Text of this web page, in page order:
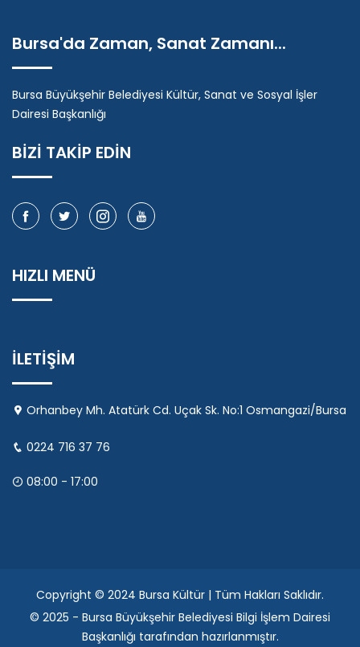
Bursa'da Zaman, Sanat Zamanı...
Bursa Büyükşehir Belediyesi Kültür, Sanat ve Sosyal İşler
Dairesi Başkanlığı
BİZİ TAKİP EDİN
HIZLI MENÜ
İLETİŞİM
Orhanbey Mh. Atatürk Cd. Uçak Sk. No:1 Osmangazi/Bursa
0224 716 37 76
08:00 - 17:00
Copyright © 2024 Bursa Kültür | Tüm Hakları Saklıdır.
© 2025 - Bursa Büyükşehir Belediyesi Bilgi İşlem Dairesi
Başkanlığı tarafından hazırlanmıştır.